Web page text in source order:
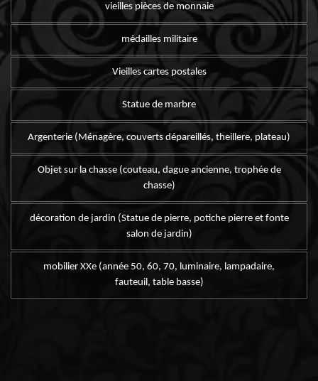
vieilles pièces de monnaie
médailles militaire
Vieilles cartes postales
Statue de marbre
Argenterie (Ménagère, couverts dépareillés, theillere, plateau)
Objet sur la chasse (couteau, dague ancienne, trophée de
chasse)
décoration de jardin (Statue de pierre, potiche pierre et fonte
salon de jardin)
mobilier XXe (année 50, 60, 70, luminaire, lampadaire,
fauteuil, table basse)